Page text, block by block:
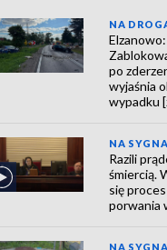
NA
po
wyjaśnia
wypadku
NA
Razili
śmiercią.
się
porwania
NA